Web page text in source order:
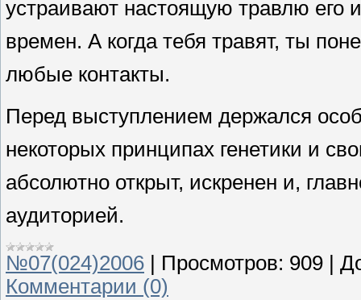
устраивают настоящую травлю его
времен. А когда тебя травят, ты
любые контакты.
Перед выступлением держался
некоторых принципах генетики и
абсолютно открыт, искренен и,
аудиторией.
№07(024)2006 Просмотров: 909
Комментарии (0)